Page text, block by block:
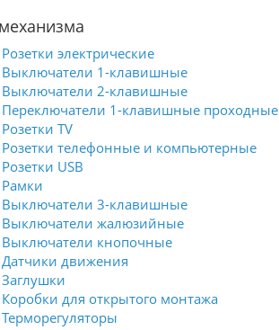
Розетки электрические
Выключатели 1-клавишные
Выключатели 2-клавишные
Переключатели 1-клавишные проходные
Розетки TV
Розетки телефонные и компьютерные
Розетки USB
Рамки
Выключатели 3-клавишные
Выключатели жалюзийные
Выключатели кнопочные
Датчики движения
Заглушки
Коробки для открытого монтажа
Терморегуляторы